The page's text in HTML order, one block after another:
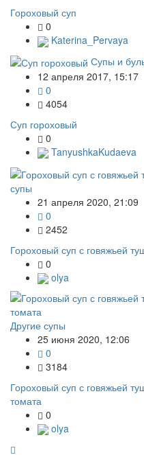
Гороховый суп
0
Katerina_Pervaya
Супы и
12 апреля 2017, 15:17
0
4054
Суп гороховый
0
TanyushkaKudaeva
супы
21 апреля 2020, 21:09
0
2452
Гороховый суп с говяжьей
0
olya
Другие супы
25 июня 2020, 12:06
0
3184
Гороховый суп с говяжьей
томата
0
olya